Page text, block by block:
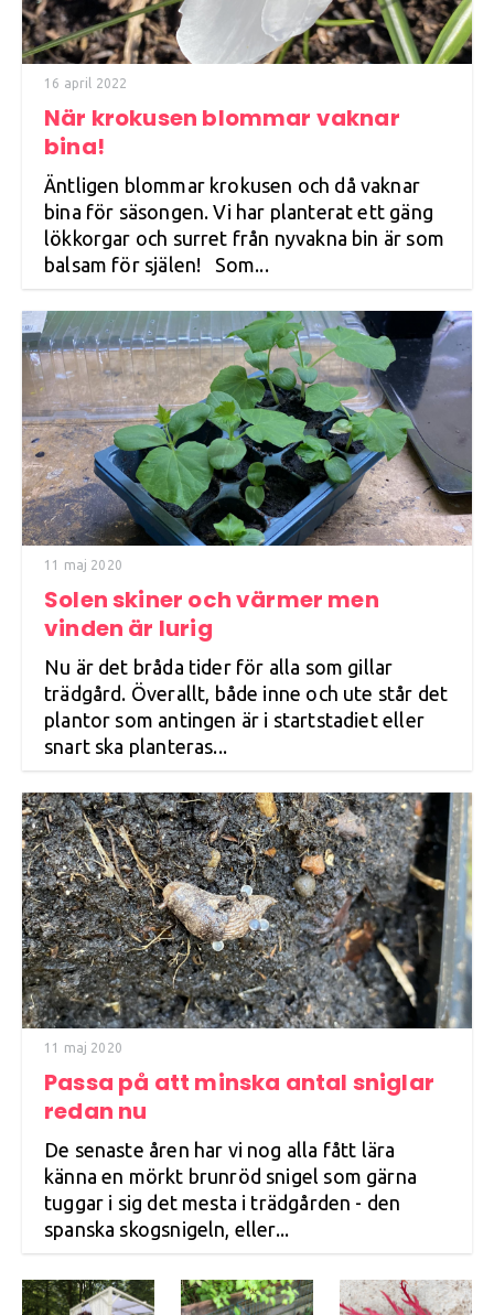
16 april 2022
När krokusen blommar vaknar
bina!
Äntligen blommar krokusen och då vaknar
bina för säsongen. Vi har planterat ett gäng
lökkorgar och surret från nyvakna bin är som
balsam för själen! Som...
11 maj 2020
Solen skiner och värmer men
vinden är lurig
Nu är det bråda tider för alla som gillar
trädgård. Överallt, både inne och ute står det
plantor som antingen är i startstadiet eller
snart ska planteras...
11 maj 2020
Passa på att minska antal sniglar
redan nu
De senaste åren har vi nog alla fått lära
känna en mörkt brunröd snigel som gärna
tuggar i sig det mesta i trädgården - den
spanska skogsnigeln, eller...